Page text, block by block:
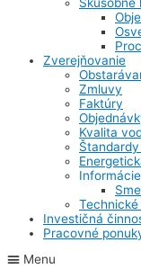
Zverejňovanie
Zmluvy
Faktúry
Kvalita
Investičná
Pracovné
Menu